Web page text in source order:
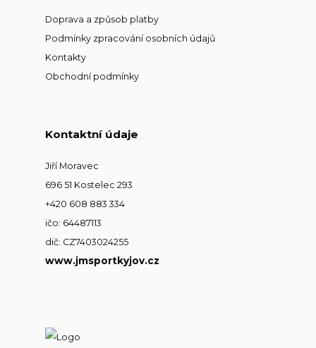
Doprava a způsob platby
Podmínky zpracování osobních údajů
Kontakty
Obchodní podmínky
Kontaktní údaje
Jiří Moravec
696 51 Kostelec 293
+420 608 883 334
ičo: 64487113
dič: CZ7403024255
www.jmsportkyjov.cz